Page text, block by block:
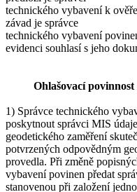
technického vybavení k
závad je správce
technického vybavení
evidenci souhlasí s jeho
Ohlašovací
1) Správce technického
poskytnout správci MIS
geodetického zaměření
potvrzených odpovědným
provedla. Při změně
vybavení povinen předat
stanovenou při založení